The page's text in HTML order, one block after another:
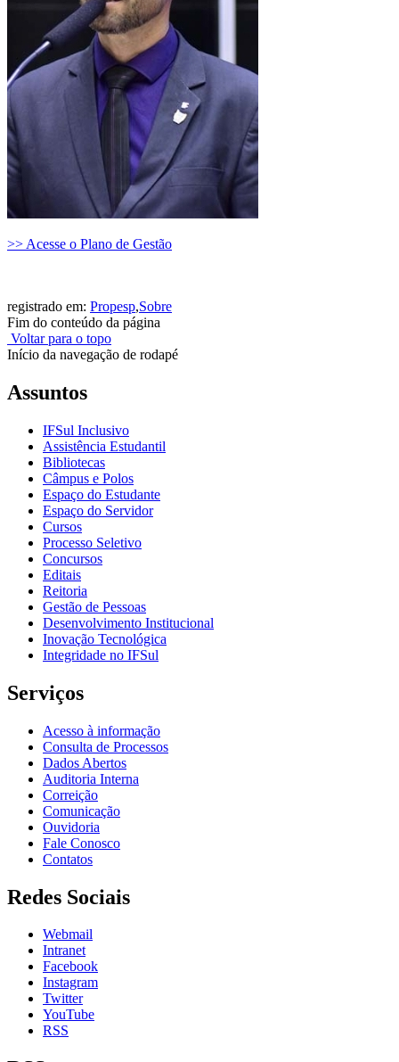
>> Acesse o Plano de Gestão
registrado em: Propesp,Sobre
Fim do conteúdo da página
Voltar para o topo
Início da navegação de rodapé
Assuntos
IFSul Inclusivo
Assistência Estudantil
Bibliotecas
Câmpus e Polos
Espaço do Estudante
Espaço do Servidor
Cursos
Processo Seletivo
Concursos
Editais
Reitoria
Gestão de Pessoas
Desenvolvimento Institucional
Inovação Tecnológica
Integridade no IFSul
Serviços
Acesso à informação
Consulta de Processos
Dados Abertos
Auditoria Interna
Correição
Comunicação
Ouvidoria
Fale Conosco
Contatos
Redes Sociais
Webmail
Intranet
Facebook
Instagram
Twitter
YouTube
RSS